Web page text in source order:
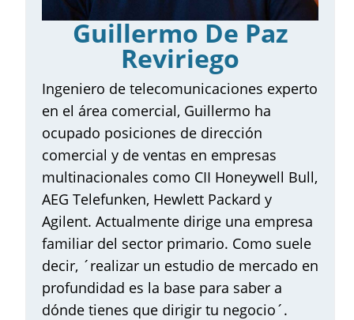
Cursos
Claustro de Profesores
¿Por qué elegir eSemp?
Testimonios
Inscripción
Contacta con nosotros
Guillermo De Paz
Reviriego
Ingeniero de telecomunicaciones experto
en el área comercial, Guillermo ha
ocupado posiciones de dirección
comercial y de ventas en empresas
multinacionales como CII Honeywell Bull,
AEG Telefunken, Hewlett Packard y
Agilent. Actualmente dirige una empresa
familiar del sector primario. Como suele
decir, ´realizar un estudio de mercado en
profundidad es la base para saber a
dónde tienes que dirigir tu negocio´.